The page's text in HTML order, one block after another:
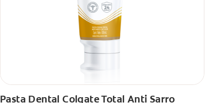
Pasta Dental Colgate Total Anti Sarro